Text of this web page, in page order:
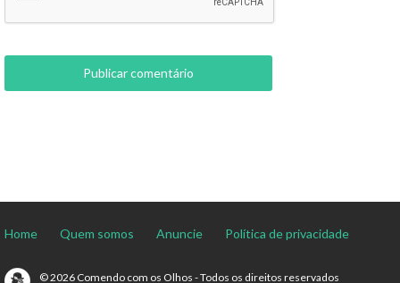
Home Quem somos Anuncie Política de privacidade
© 2026 Comendo com os Olhos - Todos os direitos reservados